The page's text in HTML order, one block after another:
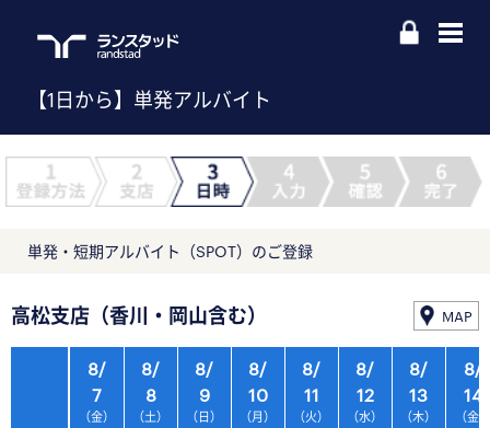
【1日から】単発アルバイト
単発・短期アルバイト（SPOT）のご登録
高松支店（香川・岡山含む） MAP
8/
7
（金）
8/
8
（土）
8/
9
（日）
8/
10
（月）
8/
11
（火）
8/
12
（水）
8/
13
（木）
8/
14
（金）